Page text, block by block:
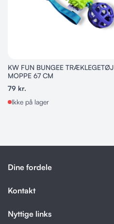
Type: Hundelegetøj / hundebamse
Materiale: Plys (polyester)
KW FUN BUNGEE TRÆKLEGETØJ
MOPPE 67 CM
79 kr.
Ikke på lager
Dine fordele
Kontakt
Nyttige links